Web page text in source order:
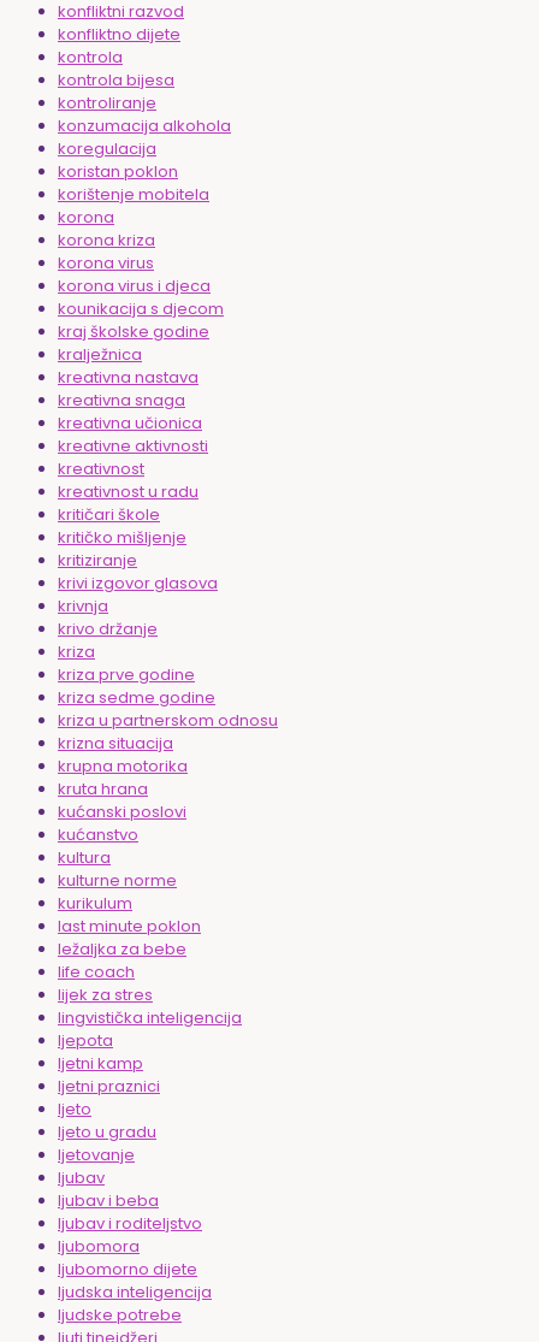
konfliktni razvod
konfliktno dijete
kontrola
kontrola bijesa
kontroliranje
konzumacija alkohola
koregulacija
koristan poklon
korištenje mobitela
korona
korona kriza
korona virus
korona virus i djeca
kounikacija s djecom
kraj školske godine
kralježnica
kreativna nastava
kreativna snaga
kreativna učionica
kreativne aktivnosti
kreativnost
kreativnost u radu
kritičari škole
kritičko mišljenje
kritiziranje
krivi izgovor glasova
krivnja
krivo držanje
kriza
kriza prve godine
kriza sedme godine
kriza u partnerskom odnosu
krizna situacija
krupna motorika
kruta hrana
kućanski poslovi
kućanstvo
kultura
kulturne norme
kurikulum
last minute poklon
ležaljka za bebe
life coach
lijek za stres
lingvistička inteligencija
ljepota
ljetni kamp
ljetni praznici
ljeto
ljeto u gradu
ljetovanje
ljubav
ljubav i beba
ljubav i roditeljstvo
ljubomora
ljubomorno dijete
ljudska inteligencija
ljudske potrebe